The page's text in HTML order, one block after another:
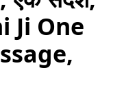
Ji One